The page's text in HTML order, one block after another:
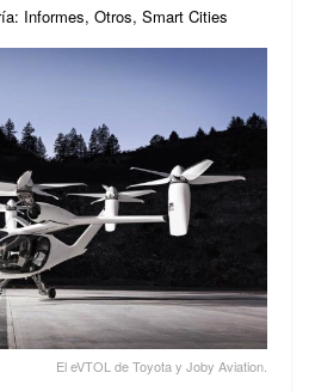
Informes, Otros, Smart Cities
El eVTOL de Toyota y Joby Aviation.